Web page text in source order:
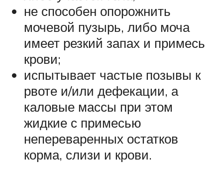
не способен опорожнить
мочевой пузырь, либо моча
имеет резкий запах и примесь
крови;
испытывает частые позывы к
рвоте и/или дефекации, а
каловые массы при этом
жидкие с примесью
непереваренных остатков
корма, слизи и крови.